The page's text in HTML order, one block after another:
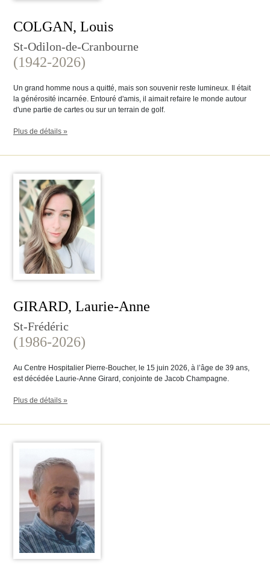
COLGAN, Louis
St-Odilon-de-Cranbourne
(1942-2026)
Un grand homme nous a quitté, mais son souvenir reste lumineux. Il était
la générosité incarnée. Entouré d'amis, il aimait refaire le monde autour
d'une partie de cartes ou sur un terrain de golf.
Plus de détails »
GIRARD, Laurie-Anne
St-Frédéric
(1986-2026)
Au Centre Hospitalier Pierre-Boucher, le 15 juin 2026, à l’âge de 39 ans,
est décédée Laurie-Anne Girard, conjointe de Jacob Champagne.
Plus de détails »